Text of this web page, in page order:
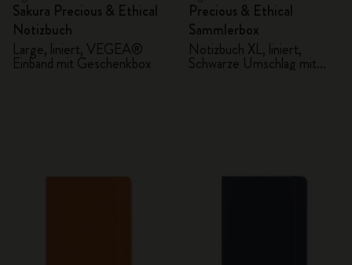
Sakura Precious & Ethical
Notizbuch
Large, liniert, VEGEA®
Einband mit Geschenkbox
Precious & Ethical
Sammlerbox
Notizbuch XL, liniert,
Schwarze Umschlag mit
Python-Effekt Kaweco